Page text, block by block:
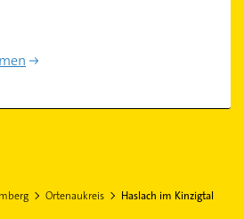
Ortenaukreis Haslach im Kinzigtal